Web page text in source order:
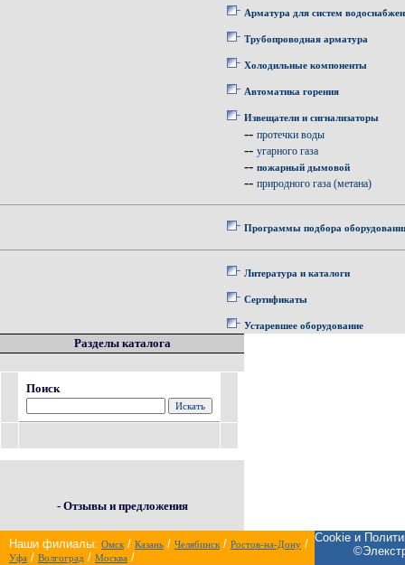
Арматура для систем
Трубопроводная арматура
Холодильные компоненты
Автоматика горения
Извещатели и сигнализаторы
-- протечки воды
-- угарного газа
-- пожарный дымовой
-- природного газа (метана)
Программы подбора
Литература и каталоги
Сертификаты
Устаревшее оборудование
Разделы каталога
Поиск
- Отзывы и предложения
Наши филиалы: Омск/ Казань / Челябинск/ Ростов-на-Дону /
Уфа / Волгоград / Москва /
Cookie и